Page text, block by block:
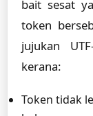
bait sesat
token
jujukan
kerana:
Token tidak